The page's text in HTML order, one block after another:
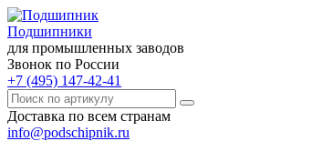
Подшипники
для промышленных заводов
Звонок по России
+7 (495) 147-42-41
Доставка по всем странам
info@podschipnik.ru